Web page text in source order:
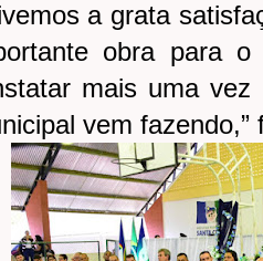
a grata
obra para
mais uma
vem fazendo,”